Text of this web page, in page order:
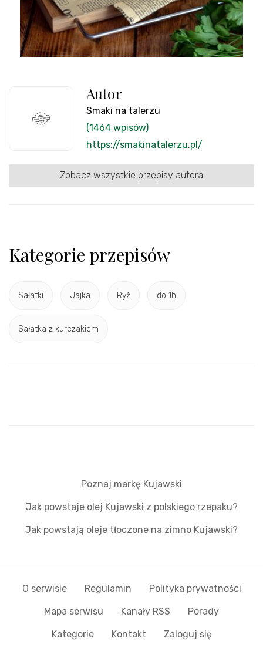
Autor
Smaki na talerzu
(1464 wpisów)
https://smakinatalerzu.pl/
Zobacz wszystkie przepisy autora
Kategorie przepisów
Sałatki Jajka Ryż do 1h
Sałatka z kurczakiem
Poznaj markę Kujawski
Jak powstaje olej Kujawski z polskiego rzepaku?
Jak powstają oleje tłoczone na zimno Kujawski?
O serwisie Regulamin Polityka prywatności
Mapa serwisu Kanały RSS Porady
Kategorie Kontakt Zaloguj się